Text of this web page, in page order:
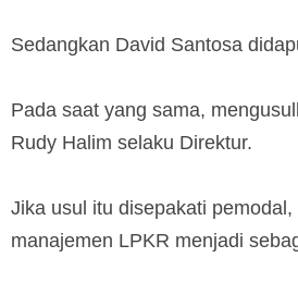
Sedangkan David Santosa
Pada saat yang sama,
Rudy Halim selaku Direktur.
Jika usul itu disepakati
manajemen LPKR menjadi